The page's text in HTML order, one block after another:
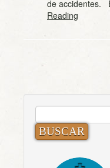
de accidentes.
Reading
BUSCAR: